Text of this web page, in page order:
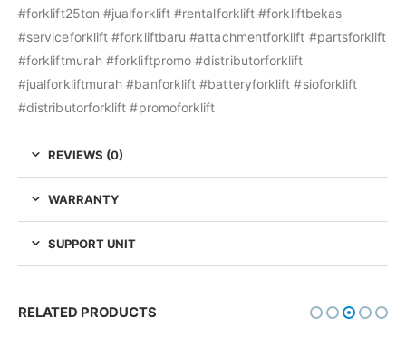
#forklift25ton #jualforklift #rentalforklift #forkliftbekas
#serviceforklift #forkliftbaru #attachmentforklift #partsforklift
#forkliftmurah #forkliftpromo #distributorforklift
#jualforkliftmurah #banforklift #batteryforklift #sioforklift
#distributorforklift #promoforklift
REVIEWS (0)
WARRANTY
SUPPORT UNIT
RELATED PRODUCTS